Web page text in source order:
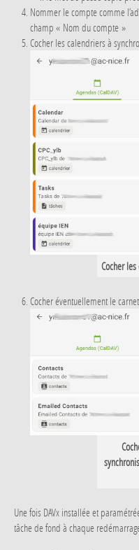
Nommer le compte comme
champ « Nom du compte »
Cocher les calendriers à
Cocher
Cocher éventuellement le
Une fois DAVx installée et
tâche de fond à chaque